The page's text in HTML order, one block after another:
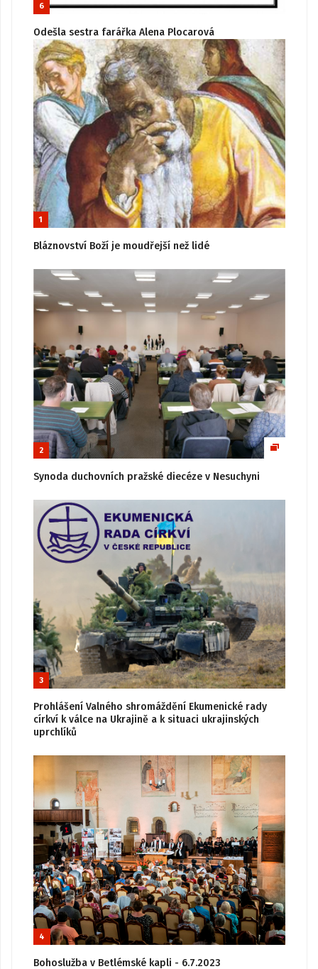
6
Odešla sestra farářka Alena Plocarová
1
Bláznovství Boží je moudřejší než lidé
2
Synoda duchovních pražské diecéze v Nesuchyni
3
Prohlášení Valného shromáždění Ekumenické rady
církví k válce na Ukrajině a k situaci ukrajinských
uprchlíků
4
Bohoslužba v Betlémské kapli - 6.7.2023